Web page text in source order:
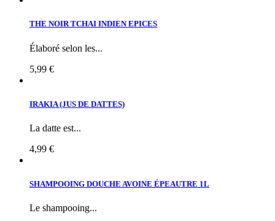
THE NOIR TCHAI INDIEN EPICES
Élaboré selon les...
5,99 €
IRAKIA (JUS DE DATTES)
La datte est...
4,99 €
SHAMPOOING DOUCHE AVOINE ÉPEAUTRE 1L
Le shampooing...